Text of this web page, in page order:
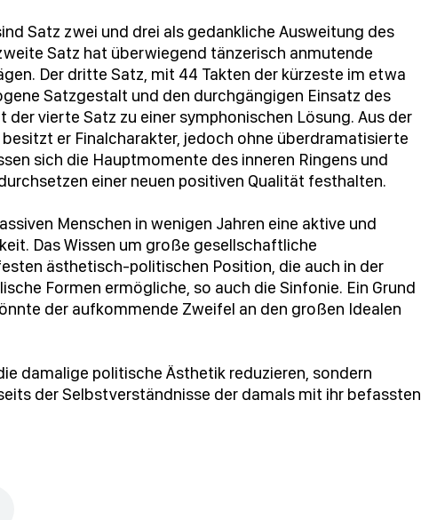
Satz zwei und drei als gedankliche Ausweitung des
Satz hat überwiegend tänzerisch anmutende
Der dritte Satz, mit 44 Takten der kürzeste im etwa
Satzgestalt und den durchgängigen Einsatz des
vierte Satz zu einer symphonischen Lösung. Aus der
er Finalcharakter, jedoch ohne überdramatisierte
sich die Hauptmomente des inneren Ringens und
einer neuen positiven Qualität festhalten.
Menschen in wenigen Jahren eine aktive und
Das Wissen um große gesellschaftliche
ästhetisch-politischen Position, die auch in der
Formen ermögliche, so auch die Sinfonie. Ein Grund
der aufkommende Zweifel an den großen Idealen
damalige politische Ästhetik reduzieren, sondern
der Selbstverständnisse der damals mit ihr befassten